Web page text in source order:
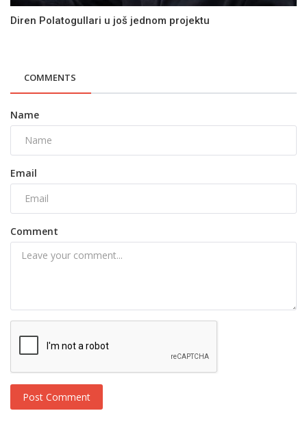
Diren Polatogullari u još jednom projektu
COMMENTS
Name
Email
Comment
Post Comment